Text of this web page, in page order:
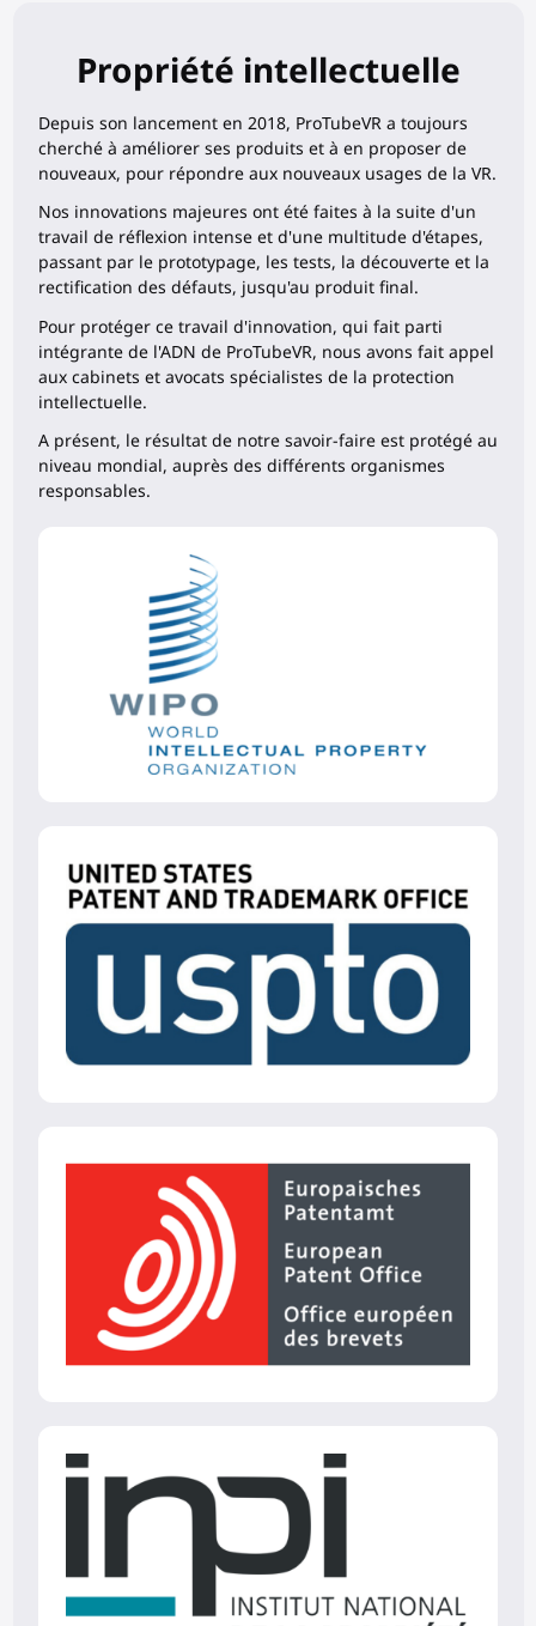
Propriété intellectuelle
Depuis son lancement en 2018, ProTubeVR a toujours
cherché à améliorer ses produits et à en proposer de
nouveaux, pour répondre aux nouveaux usages de la VR.
Nos innovations majeures ont été faites à la suite d'un
travail de réflexion intense et d'une multitude d'étapes,
passant par le prototypage, les tests, la découverte et la
rectification des défauts, jusqu'au produit final.
Pour protéger ce travail d'innovation, qui fait parti
intégrante de l'ADN de ProTubeVR, nous avons fait appel
aux cabinets et avocats spécialistes de la protection
intellectuelle.
A présent, le résultat de notre savoir-faire est protégé au
niveau mondial, auprès des différents organismes
responsables.